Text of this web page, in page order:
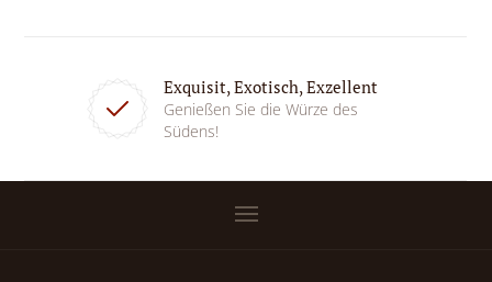
Exquisit, Exotisch, Exzellent
Genießen Sie die Würze des
Südens!